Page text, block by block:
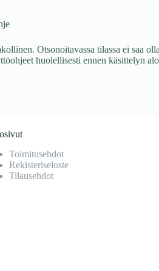
Otsonoitavassa tilassa ei saa
huolellisesti ennen käsittelyn
Toimitusehdot
Rekisteriseloste
Tilausehdot